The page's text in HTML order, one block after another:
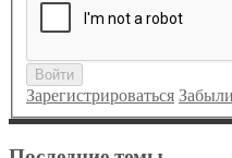
Войти
Зарегистрироваться